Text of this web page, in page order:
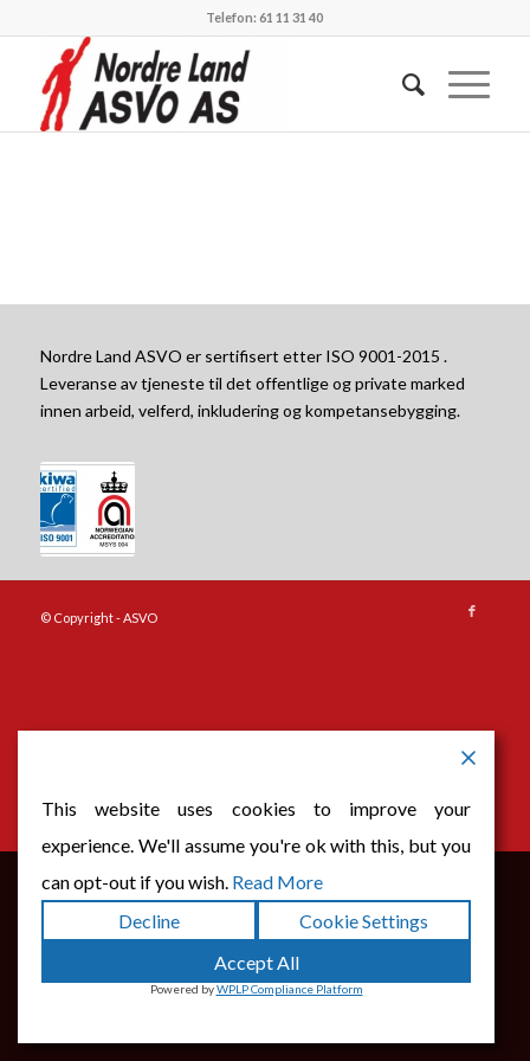
Telefon: 61 11 31 40
Nordre Land ASVO er sertifisert etter ISO 9001-2015 .
Leveranse av tjeneste til det offentlige og private marked
innen arbeid, velferd, inkludering og kompetansebygging.
© Copyright - ASVO
Dette nettstedet bruker informasjonskapsler. Ved å fortsette å
navigere gjennom nettstedet, godtar du bruken av
informasjonskapsler.
This website uses cookies to improve your
experience. We'll assume you're ok with this, but you
can opt-out if you wish. Read More
Decline
Cookie Settings
Accept All
Powered byWPLP Compliance Platform